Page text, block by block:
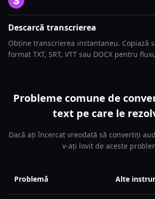
Descarcă transcrierea
Obține transcrierea instantaneu. Copiază
format TXT, SRT, VTT sau DOCX pentru
Probleme comune de
text pe care le
Dacă ați încercat vreodată să convertiți
v-ați lovit de aceste
Problemă Alte